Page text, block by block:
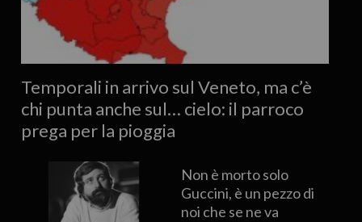
Temporali in arrivo sul Veneto, ma c’è
chi punta anche sul… cielo: il parroco
prega per la pioggia
Non è morto solo
Guccini, è un pezzo di
noi che se ne va